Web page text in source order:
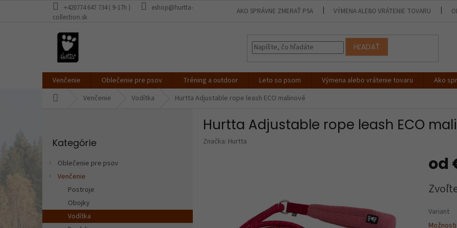
+420774 647 734 ( 9-17h )
eshop@hurtta-
collection.sk
AKO SPRÁVNE ZMERAŤ PSA VÝMENA ALEBO VRÁTENIE TOVARU
HĽADAŤ
Venčenie Oblečenie pre psov Tréning a outdoor Leto so psom Výmena alebo vrátenie tovaru Ako
DomovVenčenie Vodítka Hurtta Adjustable rope leash ECO malinové
kategórie
Kategórie
Oblečenie pre psov
Venčenie
Postroje
Obojky
Vodítka
Hurtta Adjustable rope leash ECO
Značka: Hurtta
od
cena:
Variant